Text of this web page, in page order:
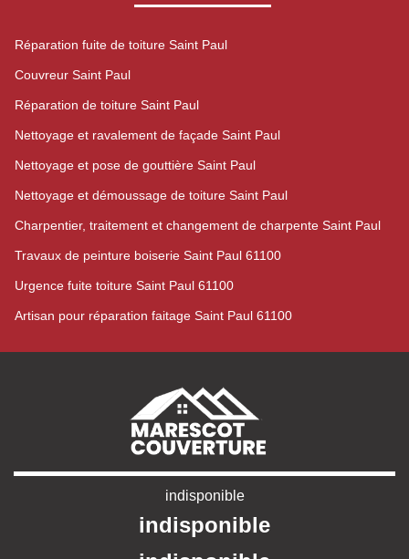
Réparation fuite de toiture Saint Paul
Couvreur Saint Paul
Réparation de toiture Saint Paul
Nettoyage et ravalement de façade Saint Paul
Nettoyage et pose de gouttière Saint Paul
Nettoyage et démoussage de toiture Saint Paul
Charpentier, traitement et changement de charpente Saint Paul
Travaux de peinture boiserie Saint Paul 61100
Urgence fuite toiture Saint Paul 61100
Artisan pour réparation faitage Saint Paul 61100
indisponible
indisponible